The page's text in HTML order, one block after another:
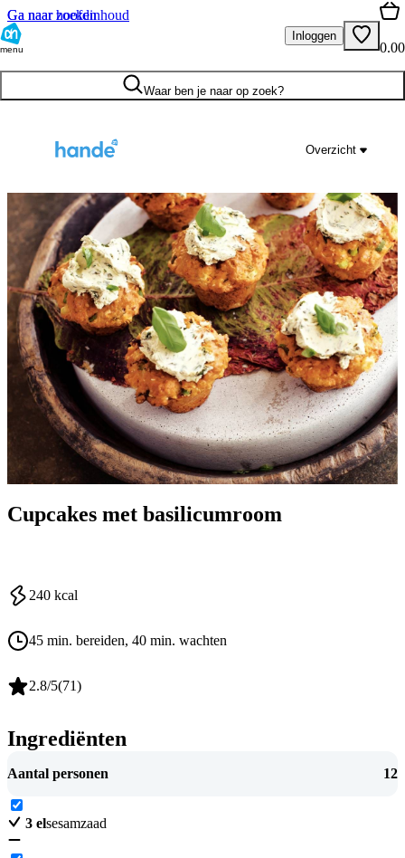
Ga naar hoofdinhoud
Ga naar zoeken
menu
Inloggen
0.00
Waar ben je naar op zoek?
Overzicht
Cupcakes met basilicumroom
240 kcal
45 min. bereiden, 40 min. wachten
2.8/5(71)
Ingrediënten
Aantal personen 12
3 elsesamzaad